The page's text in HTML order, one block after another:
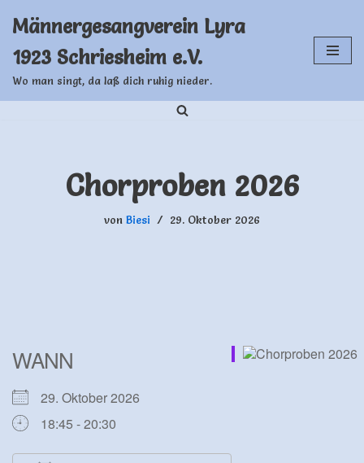
Inhalt
springen
Männergesangverein Lyra
1923 Schriesheim e.V.
Wo man singt, da laß dich ruhig nieder.
Chorproben 2026
von Biesi 29. Oktober 2026
WANN
29. Oktober 2026
18:45 - 20:30